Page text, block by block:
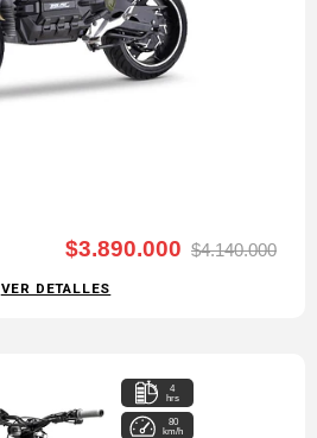
$3.890.000 $4.140.000
VER DETALLES
4
hrs
80
km/h